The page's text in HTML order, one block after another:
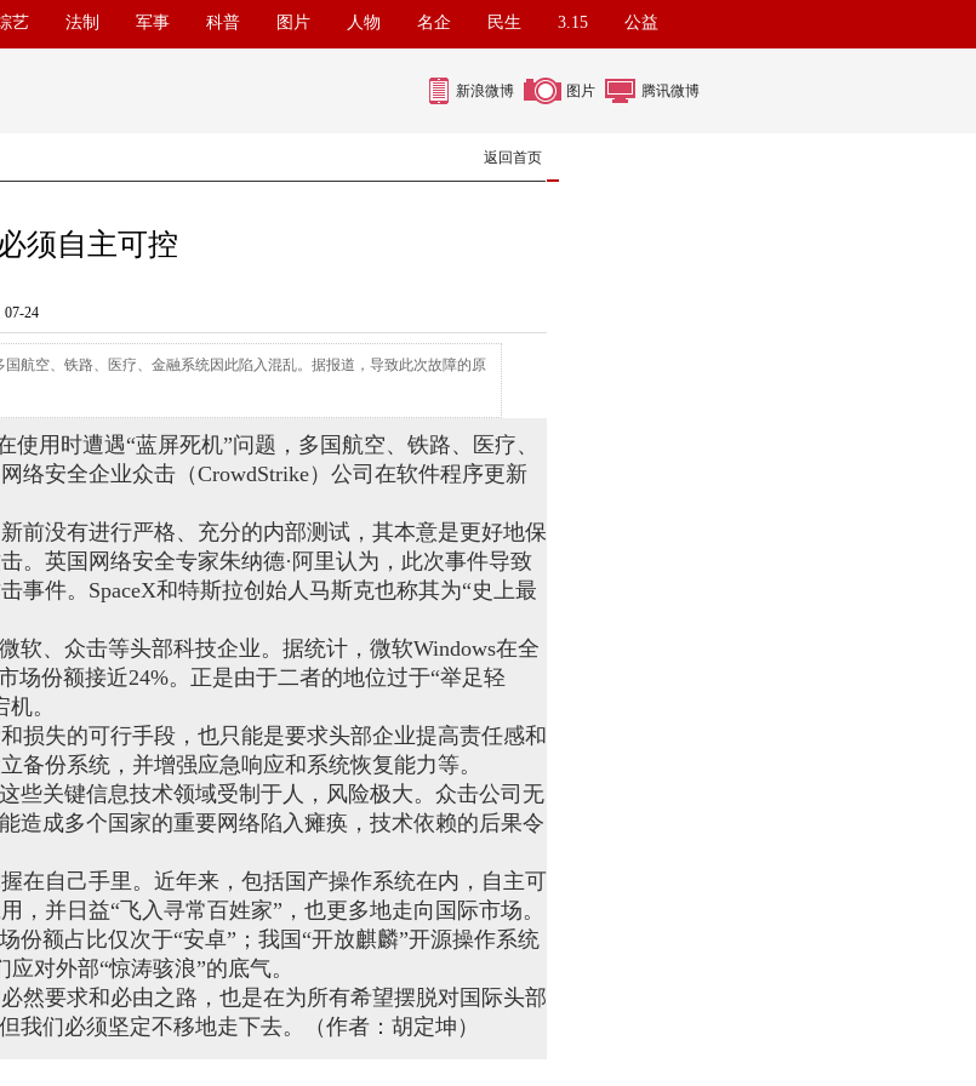
艺 法制 军事 科普 图片 人物 名企 民生 3.15 公益
新浪微博 图片 腾讯微博
返回首页
须自主可控
24
航空、铁路、医疗、金融系统因此陷入混乱。据报道，导致此次故障的原
用时遭遇“蓝屏死机”问题，多国航空、铁路、医疗、
络安全企业众击（CrowdStrike）公司在软件程序更新
没有进行严格、充分的内部测试，其本意是更好地保
。英国网络安全专家朱纳德·阿里认为，此次事件导致
事件。SpaceX和特斯拉创始人马斯克也称其为“史上最
、众击等头部科技企业。据统计，微软Windows在全
场份额接近24%。正是由于二者的地位过于“举足轻
。
失的可行手段，也只能是要求头部企业提高责任感和
备份系统，并增强应急响应和系统恢复能力等。
关键信息技术领域受制于人，风险极大。众击公司无
造成多个国家的重要网络陷入瘫痪，技术依赖的后果令
自己手里。近年来，包括国产操作系统在内，自主可
并日益“飞入寻常百姓家”，也更多地走向国际市场。
份额占比仅次于“安卓”；我国“开放麒麟”开源操作系统
对外部“惊涛骇浪”的底气。
要求和必由之路，也是在为所有希望摆脱对国际头部
我们必须坚定不移地走下去。（作者：胡定坤）